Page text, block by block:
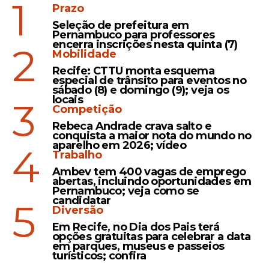
Premiações nas faixas
menores do sorteio
Além do grande vencedor da noite, o
concurso 1221 distribuiu dinheiro para
milhares de pessoas que acertaram menos
números na mesma cartela. Na faixa de
acertos, a Caixa Econômica Federal
identificou48 apostas vencedoras. Cada
um desses bilhetes rende ao seu titular a
quantia deR$ 2.962,17, injetando um bom
dinheiro no orçamento doméstico dessas
dezenas de famílias brasileiras.
O Dia de Sorte também pagou valores fixos
para os jogadores que acertaram cinco e
quatro dezenas. Um grupo de2.130
1
Prazo
Seleção de prefeitura em
Pernambuco para professores
encerra inscrições nesta quinta (7)
2
Mobilidade
Recife: CTTU monta esquema
especial de trânsito para eventos no
sábado (8) e domingo (9); veja os
locais
3
Competição
Rebeca Andrade crava salto e
conquista a maior nota do mundo no
aparelho em 2026; vídeo
4
Trabalho
Ambev tem 400 vagas de emprego
abertas, incluindo oportunidades em
Pernambuco; veja como se
candidatar
5
Diversão
Em Recife, no Dia dos Pais terá
opções gratuitas para celebrar a data
em parques, museus e passeios
turísticos; confira